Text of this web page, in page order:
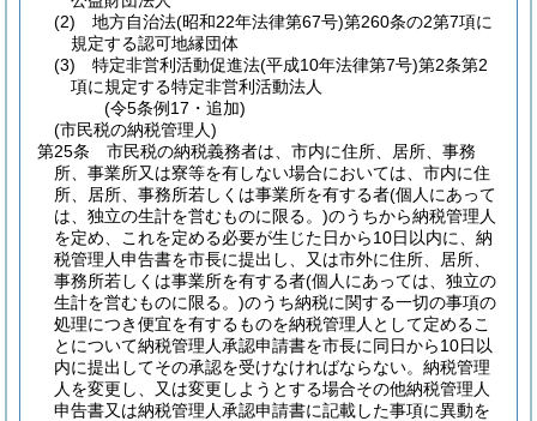
(2)
地方自治法(昭和22年法律第67号)第260条の2第7項に
規定する認可地縁団体
(3)
特定非営利活動促進法(平成10年法律第7号)第2条第2
項に規定する特定非営利活動法人
(令5条例17・追加)
(市民税の納税管理人)
第25条
市民税の納税義務者は、市内に住所、居所、事務
所、事業所又は寮等を有しない場合においては、市内に住
所、居所、事務所若しくは事業所を有する者(個人にあって
は、独立の生計を営むものに限る。)のうちから納税管理人
を定め、これを定める必要が生じた日から10日以内に、納
税管理人申告書を市長に提出し、又は市外に住所、居所、
事務所若しくは事業所を有する者(個人にあっては、独立の
生計を営むものに限る。)のうち納税に関する一切の事項の
処理につき便宜を有するものを納税管理人として定めるこ
とについて納税管理人承認申請書を市長に同日から10日以
内に提出してその承認を受けなければならない。 納税管理
人を変更し、又は変更しようとする場合その他納税管理人
申告書又は納税管理人承認申請書に記載した事項に異動を